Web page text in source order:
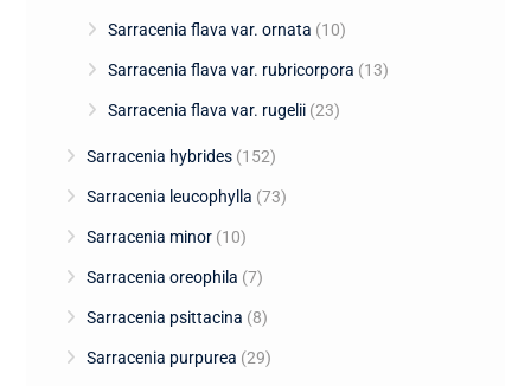
Sarracenia flava var. ornata (10)
Sarracenia flava var. rubricorpora (13)
Sarracenia flava var. rugelii (23)
Sarracenia hybrides (152)
Sarracenia leucophylla (73)
Sarracenia minor (10)
Sarracenia oreophila (7)
Sarracenia psittacina (8)
Sarracenia purpurea (29)